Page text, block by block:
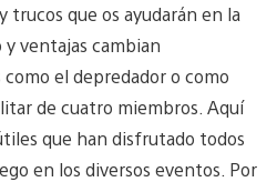
trucos que os ayudarán en la
y ventajas cambian
el depredador o como
de cuatro miembros. Aquí
que han disfrutado todos
en los diversos eventos. Por